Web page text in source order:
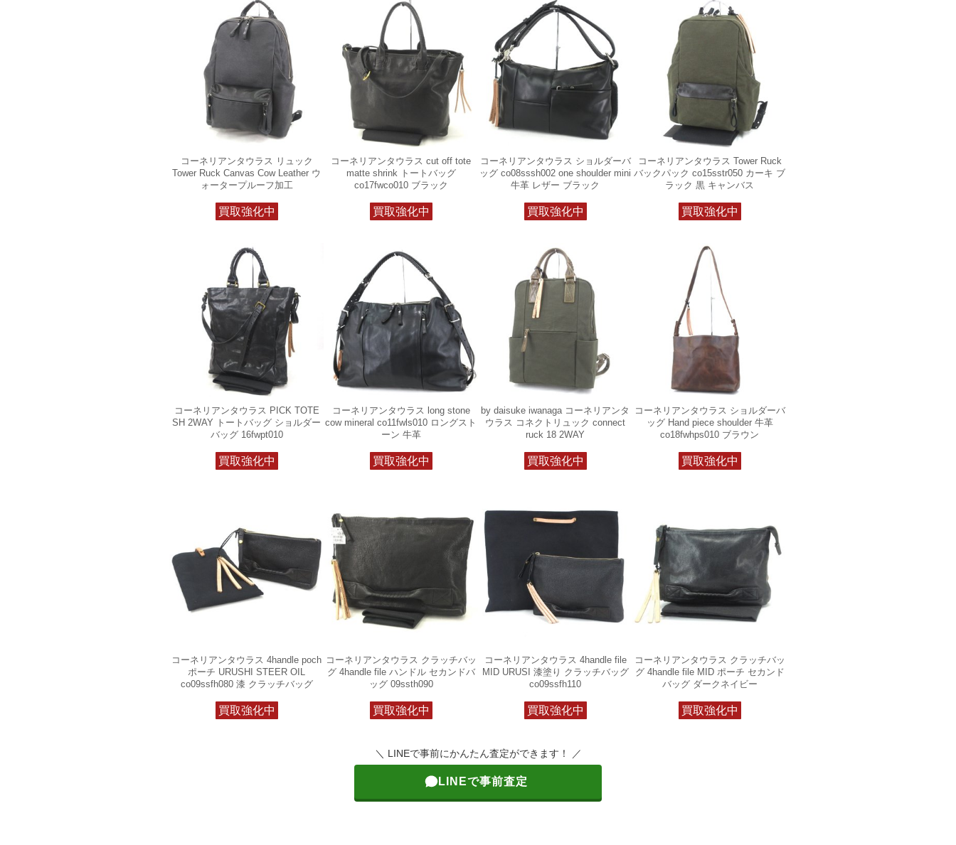
コーネリアンタウラス リュック
Tower Ruck Canvas Cow Leather ウ
ォータープルーフ加工
買取強化中
コーネリアンタウラス cut off tote
matte shrink トートバッグ
co17fwco010 ブラック
買取強化中
コーネリアンタウラス ショルダーバ
ッグ co08sssh002 one shoulder mini
牛革 レザー ブラック
買取強化中
コーネリアンタウラス Tower Ruck
バックパック co15sstr050 カーキ ブ
ラック 黒 キャンバス
買取強化中
コーネリアンタウラス PICK TOTE
SH 2WAY トートバッグ ショルダー
バッグ 16fwpt010
買取強化中
コーネリアンタウラス long stone
cow mineral co11fwls010 ロングスト
ーン 牛革
買取強化中
by daisuke iwanaga コーネリアンタ
ウラス コネクトリュック connect
ruck 18 2WAY
買取強化中
コーネリアンタウラス ショルダーバ
ッグ Hand piece shoulder 牛革
co18fwhps010 ブラウン
買取強化中
コーネリアンタウラス 4handle poch
ポーチ URUSHI STEER OIL
co09ssfh080 漆 クラッチバッグ
買取強化中
コーネリアンタウラス クラッチバッ
グ 4handle file ハンドル セカンドバ
ッグ 09ssth090
買取強化中
コーネリアンタウラス 4handle file
MID URUSI 漆塗り クラッチバッグ
co09ssfh110
買取強化中
コーネリアンタウラス クラッチバッ
グ 4handle file MID ポーチ セカンド
バッグ ダークネイビー
買取強化中
＼ LINEで事前にかんたん査定ができます！ ／
LINEで事前査定